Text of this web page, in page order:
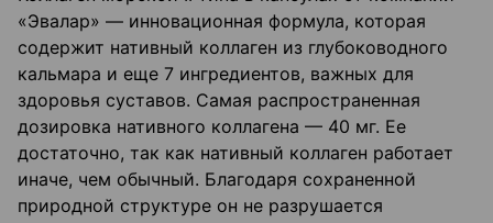
«Эвалар» — инновационная формула, которая
содержит нативный коллаген из глубоководного
кальмара и еще 7 ингредиентов, важных для
здоровья суставов. Самая распространенная
дозировка нативного коллагена — 40 мг. Ее
достаточно, так как нативный коллаген работает
иначе, чем обычный. Благодаря сохраненной
природной структуре он не разрушается